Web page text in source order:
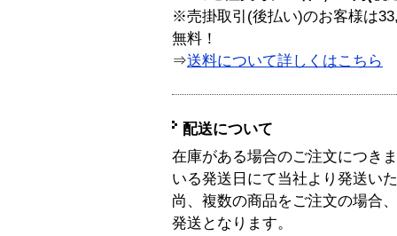
※売掛取引(後払い)のお客様は
無料！
⇒送料について詳しくはこちら
配送について
在庫がある場合のご注文につき
いる発送日にて当社より発送い
尚、複数の商品をご注文の場合
発送となります。